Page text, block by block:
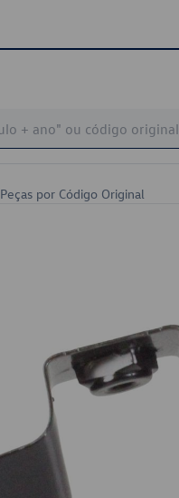
Peças por Código Original